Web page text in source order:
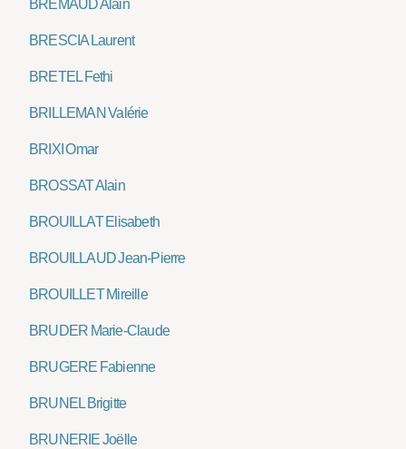
BRÉMAUD Alain
BRESCIA Laurent
BRETEL Fethi
BRILLEMAN Valérie
BRIXI Omar
BROSSAT Alain
BROUILLAT Elisabeth
BROUILLAUD Jean-Pierre
BROUILLET Mireille
BRUDER Marie-Claude
BRUGERE Fabienne
BRUNEL Brigitte
BRUNERIE Joëlle